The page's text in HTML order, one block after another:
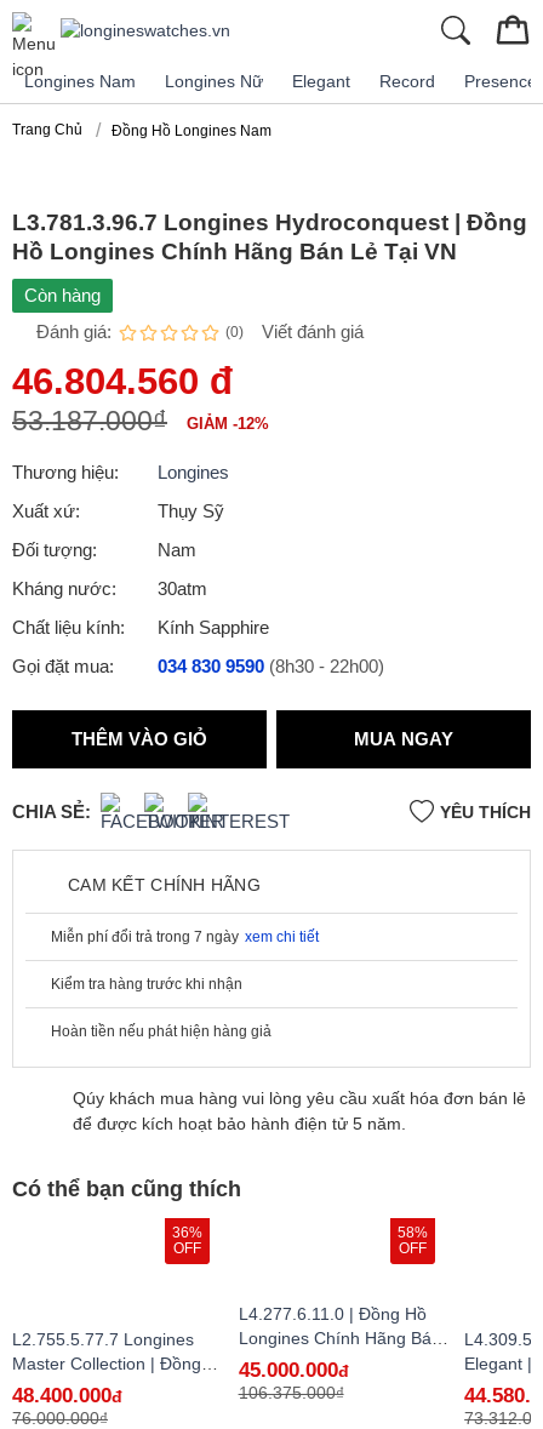
Longines Nam Longines Nữ Elegant Record Presence
Trang Chủ Đồng Hồ Longines Nam
L3.781.3.96.7 Longines Hydroconquest | Đồng
Hồ Longines Chính Hãng Bán Lẻ Tại VN
Còn hàng
Đánh giá:
(0) Viết đánh giá
46.804.560 đ
53.187.000₫ GIẢM -12%
Thương hiệu:
Longines
Xuất xứ:
Thụy Sỹ
Đối tượng:
Nam
Kháng nước:
30atm
Chất liệu kính:
Kính Sapphire
Gọi đặt mua:
034 830 9590 (8h30 - 22h00)
THÊM VÀO GIỎ MUA NGAY
CHIA SẺ: YÊU THÍCH
CAM KẾT CHÍNH HÃNG
Miễn phí đổi trả trong 7 ngày xem chi tiết
Kiểm tra hàng trước khi nhận
Hoàn tiền nếu phát hiện hàng giả
Qúy khách mua hàng vui lòng yêu cầu xuất hóa đơn bán lẻ
để được kích hoạt bảo hành điện tử 5 năm.
Có thể bạn cũng thích
36%
OFF
L2.755.5.77.7 Longines
Master Collection | Đồng
Hồ Longines Chính Hãng
Bán Lẻ Tại VN - hàng lướt
48.400.000đ
76.000.000₫
58%
OFF
L4.277.6.11.0 | Đồng Hồ
Longines Chính Hãng Bán
Lẻ Tại VN
45.000.000đ
106.375.000₫
Elegant |
Longines
Lẻ Tại VN